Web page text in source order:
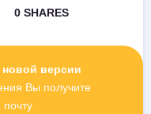
версии
Вы получите